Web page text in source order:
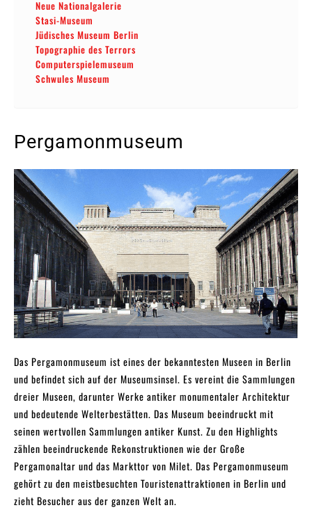
Neue Nationalgalerie
Stasi-Museum
Jüdisches Museum Berlin
Topographie des Terrors
Computerspielemuseum
Schwules Museum
Pergamonmuseum
Das Pergamonmuseum ist eines der bekanntesten Museen in Berlin
und befindet sich auf der Museumsinsel. Es vereint die Sammlungen
dreier Museen, darunter Werke antiker monumentaler Architektur
und bedeutende Welterbestätten. Das Museum beeindruckt mit
seinen wertvollen Sammlungen antiker Kunst. Zu den Highlights
zählen beeindruckende Rekonstruktionen wie der Große
Pergamonaltar und das Markttor von Milet. Das Pergamonmuseum
gehört zu den meistbesuchten Touristenattraktionen in Berlin und
zieht Besucher aus der ganzen Welt an.